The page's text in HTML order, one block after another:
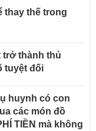
thay thế trong
trở thành thủ
tuyệt đối
huynh có con
các món đồ
TIỀN mà không